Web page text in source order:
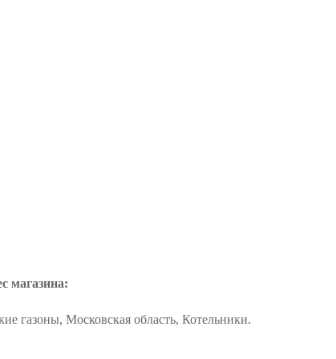
магазина:
газоны, Московская область, Котельники.